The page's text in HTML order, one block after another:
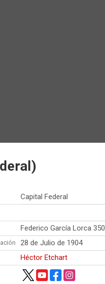
Capital Federal
Federico García Lorca 350
28 de Julio de 1904
Héctor Etchart